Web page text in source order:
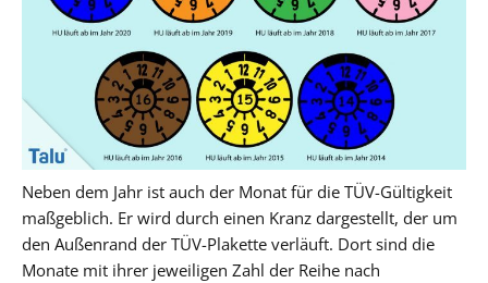
Neben dem Jahr ist auch der Monat für die TÜV-Gültigkeit
maßgeblich. Er wird durch einen Kranz dargestellt, der um
den Außenrand der TÜV-Plakette verläuft. Dort sind die
Monate mit ihrer jeweiligen Zahl der Reihe nach